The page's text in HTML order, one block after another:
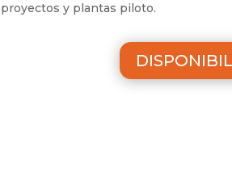
proyectos y plantas piloto.